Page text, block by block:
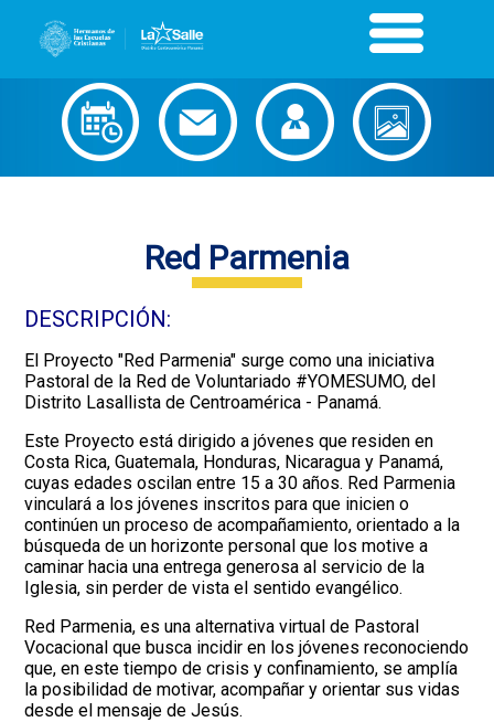
Red Parmenia
DESCRIPCIÓN:
El Proyecto "Red Parmenia" surge como una iniciativa
Pastoral de la Red de Voluntariado #YOMESUMO, del
Distrito Lasallista de Centroamérica - Panamá.
Este Proyecto está dirigido a jóvenes que residen en
Costa Rica, Guatemala, Honduras, Nicaragua y Panamá,
cuyas edades oscilan entre 15 a 30 años. Red Parmenia
vinculará a los jóvenes inscritos para que inicien o
continúen un proceso de acompañamiento, orientado a la
búsqueda de un horizonte personal que los motive a
caminar hacia una entrega generosa al servicio de la
Iglesia, sin perder de vista el sentido evangélico.
Red Parmenia, es una alternativa virtual de Pastoral
Vocacional que busca incidir en los jóvenes reconociendo
que, en este tiempo de crisis y confinamiento, se amplía
la posibilidad de motivar, acompañar y orientar sus vidas
desde el mensaje de Jesús.